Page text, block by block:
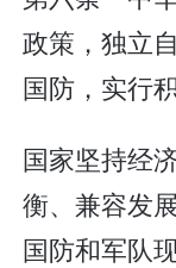
政策，独立
国防，实行
国家坚持经
衡、兼容发
国防和军队